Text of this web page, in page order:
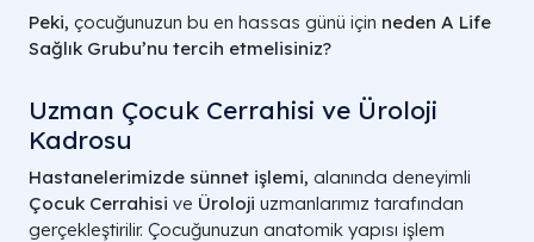
Peki, çocuğunuzun bu en hassas günü için neden A Life
Sağlık Grubu’nu tercih etmelisiniz?
Uzman Çocuk Cerrahisi ve Üroloji
Kadrosu
Hastanelerimizde sünnet işlemi, alanında deneyimli
Çocuk Cerrahisi ve Üroloji uzmanlarımız tarafından
gerçekleştirilir. Çocuğunuzun anatomik yapısı işlem